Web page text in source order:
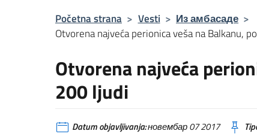
Početna strana > Vesti > Из амбасаде >
Otvorena najveća perionica veša na Balkanu,
Otvorena najveća
200 ljudi
Datum objavljivanja:новембар 07 2017